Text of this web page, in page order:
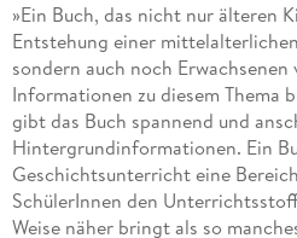
»Ein Buch, das nicht nur älteren
Entstehung einer
sondern auch noch
Informationen zu diesem Thema
gibt das Buch spannend und
Hintergrundinformationen. Ein
Geschichtsunterricht eine
SchülerInnen den
Weise näher bringt als so